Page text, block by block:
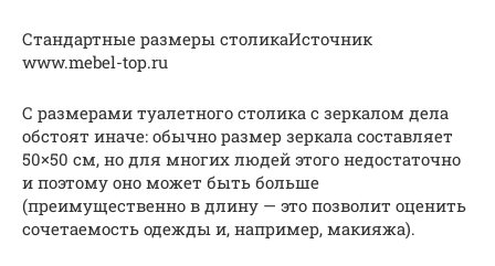
Стандартные размеры столикаИсточник
www.mebel-top.ru
С размерами туалетного столика с зеркалом дела
обстоят иначе: обычно размер зеркала составляет
50×50 см, но для многих людей этого недостаточно
и поэтому оно может быть больше
(преимущественно в длину — это позволит оценить
сочетаемость одежды и, например, макияжа).